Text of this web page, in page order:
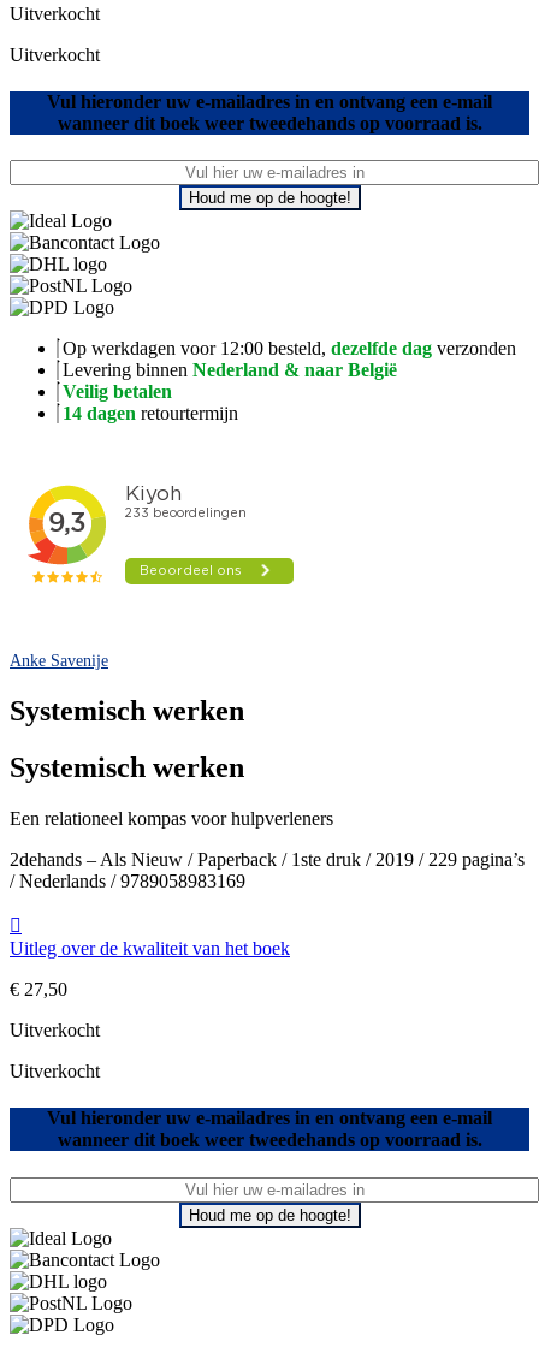
Uitverkocht
Uitverkocht
Vul hieronder uw e-mailadres in en ontvang een e-mail
wanneer dit boek weer tweedehands op voorraad is.
Houd me op de hoogte!
Op werkdagen voor 12:00 besteld, dezelfde dag verzonden
Levering binnen Nederland & naar België
Veilig betalen
14 dagen retourtermijn
Anke Savenije
Systemisch werken
Systemisch werken
Een relationeel kompas voor hulpverleners
2dehands – Als Nieuw / Paperback / 1ste druk / 2019 / 229 pagina’s
/ Nederlands / 9789058983169
Uitleg over de kwaliteit van het boek
€ 27,50
Uitverkocht
Uitverkocht
Vul hieronder uw e-mailadres in en ontvang een e-mail
wanneer dit boek weer tweedehands op voorraad is.
Houd me op de hoogte!